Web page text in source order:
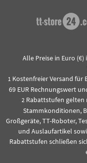
Alle Preise in Euro
1 Kostenfreier Versand für
69 EUR Rechnungswert
2Rabattstufen gelten
Stammkonditionen,
Großgeräte, TT-Roboter,
und Auslaufartikel
Rabattstufen schließen